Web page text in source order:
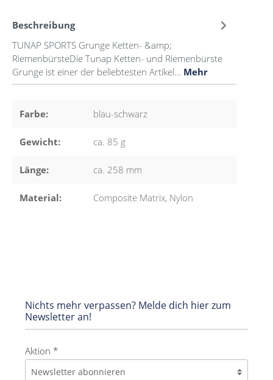
Beschreibung
TUNAP SPORTS Grunge Ketten- &amp;
RiemenbürsteDie Tunap Ketten- und Riemenbürste
Grunge ist einer der beliebtesten Artikel… Mehr
Farbe: blau-schwarz
Gewicht: ca. 85 g
Länge: ca. 258 mm
Material: Composite Matrix, Nylon
Nichts mehr verpassen? Melde dich hier zum
Newsletter an!
Aktion *